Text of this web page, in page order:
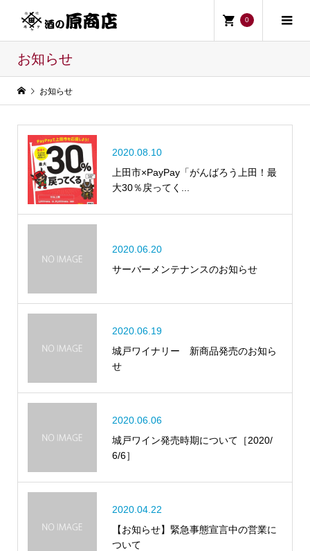
0
お知らせ
お知らせ
2020.08.10
上田市×PayPay「がんばろう上田！最
大30％戻ってく...
2020.06.20
サーバーメンテナンスのお知らせ
2020.06.19
城戸ワイナリー 新商品発売のお知ら
せ
2020.06.06
城戸ワイン発売時期について［2020/
6/6］
2020.04.22
【お知らせ】緊急事態宣言中の営業に
ついて